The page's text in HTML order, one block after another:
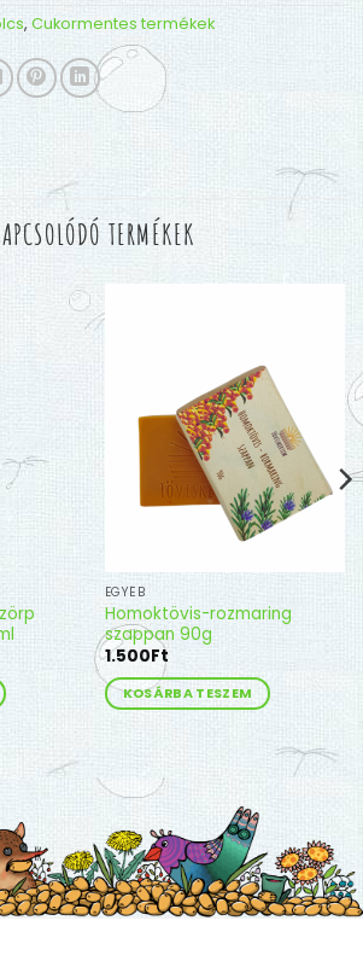
,Cukormentes termékek
TERMÉKEK
EGYÉB
Homoktövis-rozmaring
szappan 90g
1.500Ft
KOSÁRBA TESZEM